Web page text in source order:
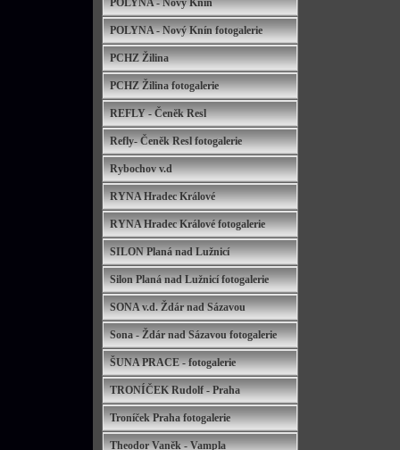
POLYNA - Nový Knín
POLYNA - Nový Knín fotogalerie
PCHZ Žilina
PCHZ Žilina fotogalerie
REFLY - Čeněk Resl
Refly- Čeněk Resl fotogalerie
Rybochov v.d
RYNA Hradec Králové
RYNA Hradec Králové fotogalerie
SILON Planá nad Lužnicí
Silon Planá nad Lužnicí fotogalerie
SONA v.d. Ždár nad Sázavou
Sona - Ždár nad Sázavou fotogalerie
ŠUNA PRACE - fotogalerie
TRONÍČEK Rudolf - Praha
Troníček Praha fotogalerie
Theodor Vaněk - Vampla